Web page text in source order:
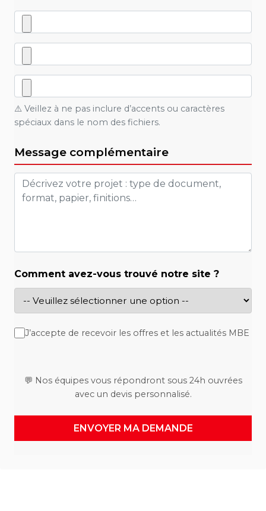
⚠️ Veillez à ne pas inclure d’accents ou caractères
spéciaux dans le nom des fichiers.
Message complémentaire
Comment avez-vous trouvé notre site ?
J’accepte de recevoir les offres et les actualités MBE
💬 Nos équipes vous répondront sous 24h ouvrées
avec un devis personnalisé.
ENVOYER MA DEMANDE